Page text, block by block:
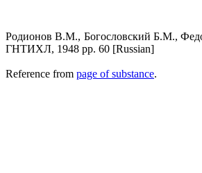
Родионов В.М., Богословский Б.М.,
ГНТИХЛ, 1948 pp. 60 [Russian]
Reference from page of substance.